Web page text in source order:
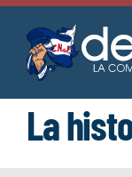
Saltar
contenido
La